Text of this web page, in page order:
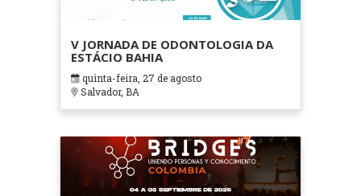
V JORNADA DE ODONTOLOGIA DA
ESTÁCIO BAHIA
quinta-feira, 27 de agosto
Salvador, BA